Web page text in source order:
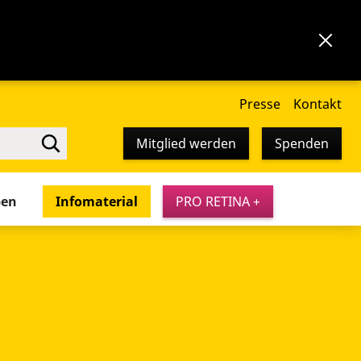
Presse Kontakt
Mitglied werden Spenden
Infomaterial PRO RETINA +